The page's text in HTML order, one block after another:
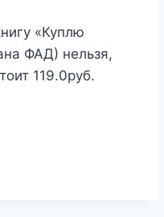
«Куплю
ФАД) нельзя,
119.0руб.